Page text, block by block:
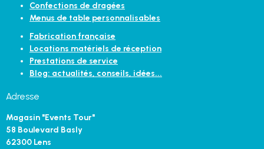
Confections de dragées
Menus de table personnalisables
Fabrication française
Locations matériels de réception
Prestations de service
Blog: actualités, conseils, idées...
Adresse
Magasin "Events Tour"
58 Boulevard Basly
62300 Lens